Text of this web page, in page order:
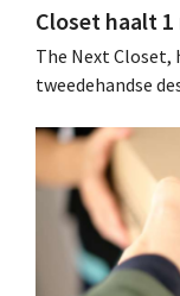
Closet haalt
The Next
tweedehandse
onder meer de
moet
wie high-end
Sinds de